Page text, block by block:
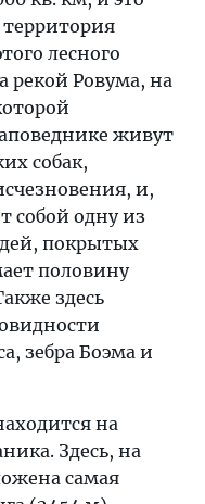
лесного
рекой Ровума, на
живут
собак,
и,
собой одну из
покрытых
половину
здесь
зебра Боэма и
на
Здесь, на
самая